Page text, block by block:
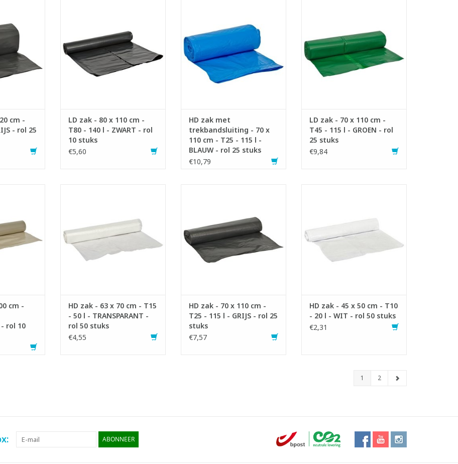
afval.
7.
cm -
- rol 25
materiaal.
- Ideaal voor zwaar tot grof afval.
- Voldoet aan Vlarema.
TOEVOEGEN AAN WINKELWAGEN
LD zak - 80 x 110 cm -
T80 - 140 l - ZWART - rol
10 stuks
€5,60
- Inhoud: 115 liter
- Gemaakt van zuiver materiaal
met toevoeging van metalloceen.
Hierdoor krijgt de zak een betere
doorscheurweerstand
HD zak met
trekbandsluiting - 70 x
110 cm - T25 - 115 l -
BLAUW - rol 25 stuks
€10,79
materiaal.
- Ideaal voor zwaar afval.
- Voldoet aan Vlarema 7.
TOEVOEGEN AAN WINKELWAGEN
LD zak - 70 x 110 cm -
T45 - 115 l - GROEN - rol
25 stuks
€9,84
afval.
7 en
8.
cm -
- rol 10
materiaal.
- Ideaal voor licht afval.
- Voldoet aan Vlarema 7 en 8.
TOEVOEGEN AAN WINKELWAGEN
HD zak - 63 x 70 cm - T15
- 50 l - TRANSPARANT -
rol 50 stuks
€4,55
courante werkwagens.
- Gemaakt met recycled
materiaal.
- Ideaal voor normaal afval.
- Voldoet aan Vlarema 7.
HD zak - 70 x 110 cm -
T25 - 115 l - GRIJS - rol 25
stuks
€7,57
- Gemaakt met recycled
materiaal.
- Ideaal voor licht afval.
- Voldoet aan Vlarema 7 en
Vlarema 8.
HD zak - 45 x 50 cm - T10
- 20 l - WIT - rol 50 stuks
€2,31
1 2
ABONNEER